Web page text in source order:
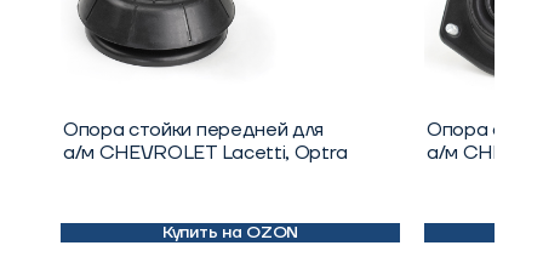
Опора стойки передней для
а/м CHEVROLET Lacetti, Optra
Купить на OZON
Опора
а/м